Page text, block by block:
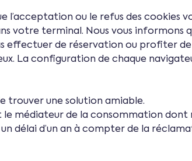
l’acceptation ou le refus des cookies
votre terminal. Nous vous informons
effectuer de réservation ou profiter
La configuration de chaque
trouver une solution amiable.
médiateur de la consommation dont
un délai d’un an à compter de la